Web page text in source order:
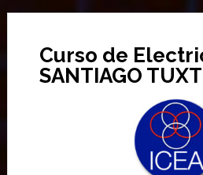
Curso de
SANTIAGO